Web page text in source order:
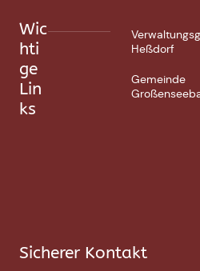
Wic
hti
ge
Lin
ks
Heßdorf
Gemeinde
Sicherer Kontakt